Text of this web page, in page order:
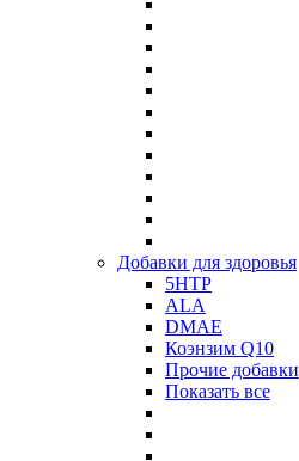
Добавки для здоровья
5HTP
ALA
DMAE
Коэнзим Q10
Прочие добавки
Показать все